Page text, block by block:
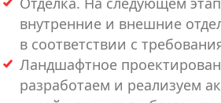
внутренние и внешние
в соответствии с
Ландшафтное
разработаем и реализуем